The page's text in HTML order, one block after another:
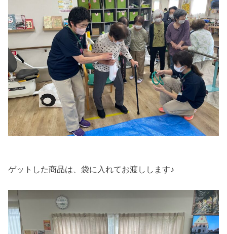
ゲットした商品は、袋に入れてお渡しします♪